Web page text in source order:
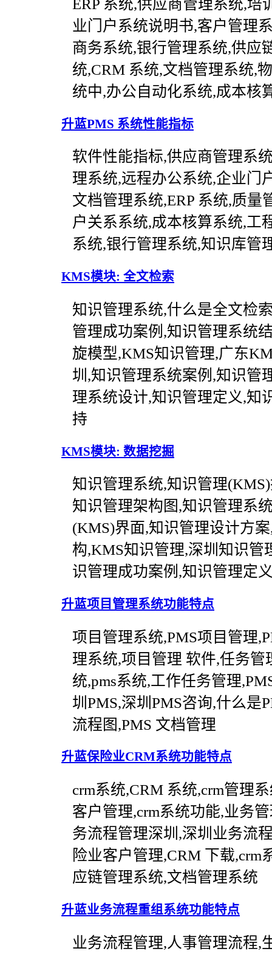
ERP 系统,供应商管理系统,
业门户系统说明书,客户管理
商务系统,银行管理系统,供应
统,CRM 系统,文档管理系统,
统中,办公自动化系统,成本核
升蓝PMS 系统性能指标
软件性能指标,供应商管理系
理系统,远程办公系统,企业门
文档管理系统,ERP 系统,质量
户关系系统,成本核算系统,工
系统,银行管理系统,知识库管
KMS模块: 全文检索
知识管理系统,什么是全文检
管理成功案例,知识管理系统
旋模型,KMS知识管理,广东
圳,知识管理系统案例,知识管
理系统设计,知识管理定义,知
持
KMS模块: 数据挖掘
知识管理系统,知识管理
知识管理架构图,知识管理系
(KMS)界面,知识管理设计方
构,KMS知识管理,深圳知识管
识管理成功案例,知识管理定
升蓝项目管理系统功能特点
项目管理系统,PMS项目管理
理系统,项目管理 软件,任务
统,pms系统,工作任务管理
圳PMS,深圳PMS咨询,什么是
流程图,PMS 文档管理
升蓝保险业CRM系统功能特点
crm系统,CRM 系统,crm管理
客户管理,crm系统功能,业务
务流程管理深圳,深圳业务流
险业客户管理,CRM 下载,crm
应链管理系统,文档管理系统
升蓝业务流程重组系统功能特点
业务流程管理,人事管理流程,